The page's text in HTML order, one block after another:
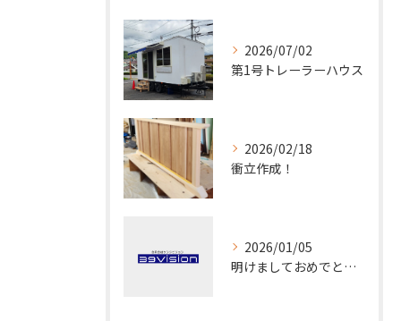
2026/07/02
第1号トレーラーハウス
2026/02/18
衝立作成！
2026/01/05
明けましておめでとうございます！